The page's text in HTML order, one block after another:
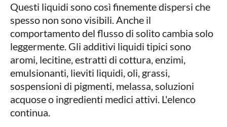
Questi liquidi sono così finemente dispersi che
spesso non sono visibili. Anche il
comportamento del flusso di solito cambia solo
leggermente. Gli additivi liquidi tipici sono
aromi, lecitine, estratti di cottura, enzimi,
emulsionanti, lieviti liquidi, oli, grassi,
sospensioni di pigmenti, melassa, soluzioni
acquose o ingredienti medici attivi. L'elenco
continua.